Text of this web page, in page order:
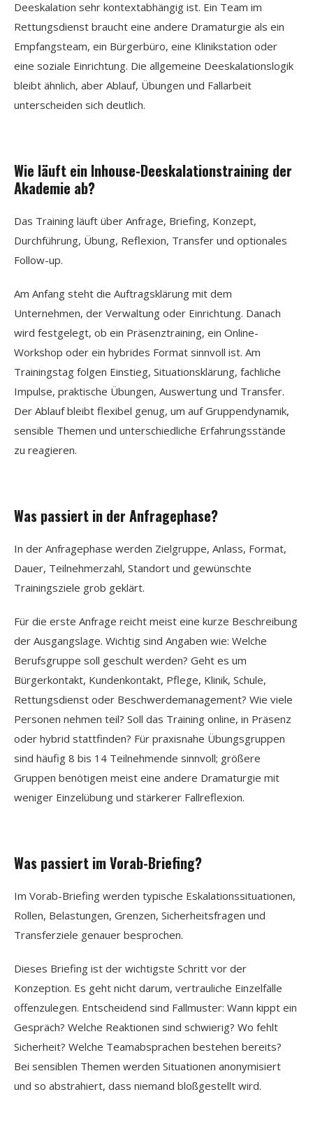
Deeskalation sehr kontextabhängig ist. Ein Team im
Rettungsdienst braucht eine andere Dramaturgie als ein
Empfangsteam, ein Bürgerbüro, eine Klinikstation oder
eine soziale Einrichtung. Die allgemeine Deeskalationslogik
bleibt ähnlich, aber Ablauf, Übungen und Fallarbeit
unterscheiden sich deutlich.
Wie läuft ein Inhouse-Deeskalationstraining der
Akademie ab?
Das Training läuft über Anfrage, Briefing, Konzept,
Durchführung, Übung, Reflexion, Transfer und optionales
Follow-up.
Am Anfang steht die Auftragsklärung mit dem
Unternehmen, der Verwaltung oder Einrichtung. Danach
wird festgelegt, ob ein Präsenztraining, ein Online-
Workshop oder ein hybrides Format sinnvoll ist. Am
Trainingstag folgen Einstieg, Situationsklärung, fachliche
Impulse, praktische Übungen, Auswertung und Transfer.
Der Ablauf bleibt flexibel genug, um auf Gruppendynamik,
sensible Themen und unterschiedliche Erfahrungsstände
zu reagieren.
Was passiert in der Anfragephase?
In der Anfragephase werden Zielgruppe, Anlass, Format,
Dauer, Teilnehmerzahl, Standort und gewünschte
Trainingsziele grob geklärt.
Für die erste Anfrage reicht meist eine kurze Beschreibung
der Ausgangslage. Wichtig sind Angaben wie: Welche
Berufsgruppe soll geschult werden? Geht es um
Bürgerkontakt, Kundenkontakt, Pflege, Klinik, Schule,
Rettungsdienst oder Beschwerdemanagement? Wie viele
Personen nehmen teil? Soll das Training online, in Präsenz
oder hybrid stattfinden? Für praxisnahe Übungsgruppen
sind häufig 8 bis 14 Teilnehmende sinnvoll; größere
Gruppen benötigen meist eine andere Dramaturgie mit
weniger Einzelübung und stärkerer Fallreflexion.
Was passiert im Vorab-Briefing?
Im Vorab-Briefing werden typische Eskalationssituationen,
Rollen, Belastungen, Grenzen, Sicherheitsfragen und
Transferziele genauer besprochen.
Dieses Briefing ist der wichtigste Schritt vor der
Konzeption. Es geht nicht darum, vertrauliche Einzelfälle
offenzulegen. Entscheidend sind Fallmuster: Wann kippt ein
Gespräch? Welche Reaktionen sind schwierig? Wo fehlt
Sicherheit? Welche Teamabsprachen bestehen bereits?
Bei sensiblen Themen werden Situationen anonymisiert
und so abstrahiert, dass niemand bloßgestellt wird.